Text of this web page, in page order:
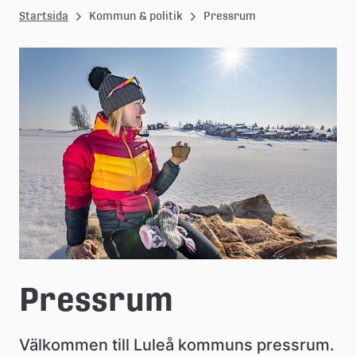
u
l
e
å
k
o
m
m
u
n
Startsida Kommun & politik Pressrum
Pressrum
Välkommen till Luleå kommuns pressrum.